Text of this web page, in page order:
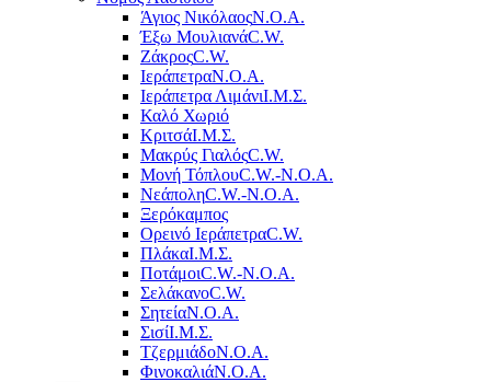
Άγιος ΝικόλαοςΝ.Ο.Α.
Έξω ΜουλιανάC.W.
ΖάκροςC.W.
ΙεράπετραΝ.Ο.Α.
Ιεράπετρα ΛιμάνιΙ.Μ.Σ.
Καλό Χωριό
ΚριτσάΙ.Μ.Σ.
Μακρύς ΓιαλόςC.W.
Μονή ΤόπλουC.W.-Ν.Ο.Α.
ΝεάποληC.W.-Ν.Ο.Α.
Ξερόκαμπος
Ορεινό ΙεράπετραC.W.
ΠλάκαΙ.Μ.Σ.
ΠοτάμοιC.W.-Ν.Ο.Α.
ΣελάκανοC.W.
ΣητείαΝ.Ο.Α.
ΣισίΙ.Μ.Σ.
ΤζερμιάδοΝ.Ο.Α.
ΦινοκαλιάΝ.Ο.Α.